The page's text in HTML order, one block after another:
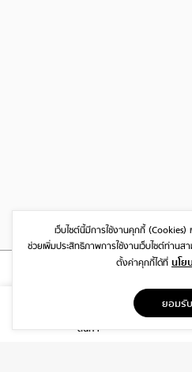
สินค้า
1999/26 โครงการ DISTRICT
กรุงเทพฯ 10310
เว็บไซต์นี้มีการใช้งานคุกกี้ (Cookies)
ช่วยเพิ่มประสิทธิภาพการใช้งานเว็บไซต์ท่านสา
ตั้งค่าคุกกี้ได้ที่ นโย
ยอมรับ